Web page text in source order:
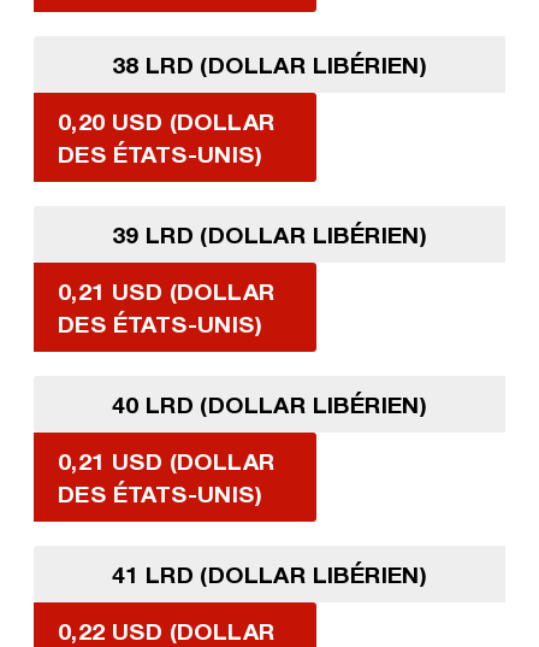
38 LRD (DOLLAR LIBÉRIEN)
0,20 USD (DOLLAR
DES ÉTATS-UNIS)
39 LRD (DOLLAR LIBÉRIEN)
0,21 USD (DOLLAR
DES ÉTATS-UNIS)
40 LRD (DOLLAR LIBÉRIEN)
0,21 USD (DOLLAR
DES ÉTATS-UNIS)
41 LRD (DOLLAR LIBÉRIEN)
0,22 USD (DOLLAR